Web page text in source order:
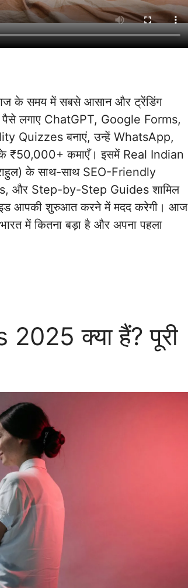
के समय में सबसे आसान और ट्रेंडिंग
पैसे लगाए ChatGPT, Google Forms,
Quizzes बनाएं, उन्हें WhatsApp,
₹50,000+ कमाएँ। इसमें Real Indian
के साथ-साथ SEO-Friendly
और Step-by-Step Guides शामिल
आपकी शुरुआत करने में मदद करेगी। आज
में कितना बड़ा है और अपना पहला
क्या हैं? पूरी